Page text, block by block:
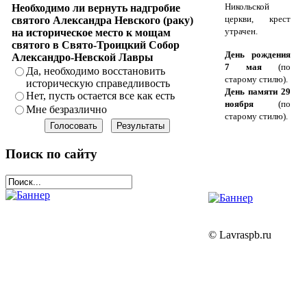
Необходимо ли вернуть надгробие
святого Александра Невского (раку)
на историческое место к мощам
святого в Свято-Троицкий Собор
Александро-Невской Лавры
Да, необходимо восстановить
историческую справедливость
Нет, пусть остается все как есть
Мне безразлично
Поиск по сайту
Никольской
церкви, крест
утрачен.
День рождения
7 мая (по
старому стилю).
День памяти 29
ноября (по
старому стилю).
© Lavraspb.ru